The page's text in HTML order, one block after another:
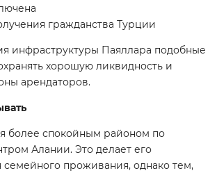
гражданства Турции
инфраструктуры Паяллара подобные
хорошую ликвидность и
арендаторов.
более спокойным районом по
Алании. Это делает его
проживания, однако тем,